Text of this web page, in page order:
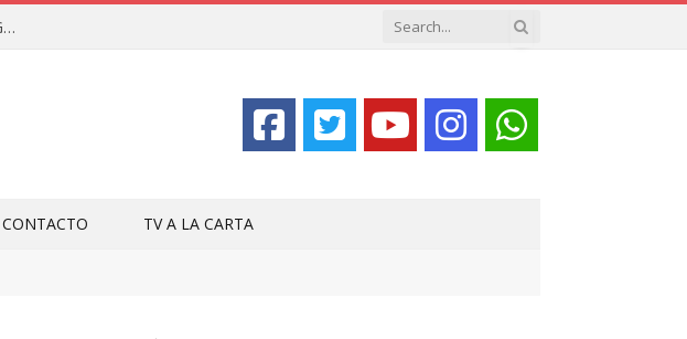
Clausuras de los campamentos de verano en Alhaurín y Villa del Guadalhorce 2026
CONTACTO TV A LA CARTA